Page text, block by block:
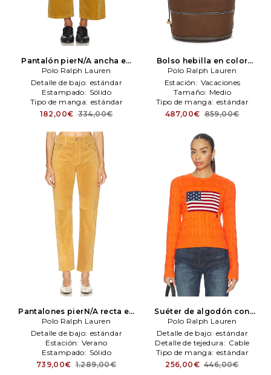
Pantalón pierN/A ancha en
color bronce Polo Ralph
Lauren
Polo Ralph Lauren
Detalle de bajo: estándar
Estampado: Sólido
Tipo de manga: estándar
182,00€ 334,00€
Bolso hebilla en color
marrón Polo Ralph Lauren
Polo Ralph Lauren
Estación: Vacaciones
Tamaño: Medio
Tipo de manga: estándar
487,00€ 859,00€
Pantalones pierN/A recta en
color marrón Polo Ralph
Lauren
Polo Ralph Lauren
Detalle de bajo: estándar
Estación: Verano
Estampado: Sólido
739,00€ 1.289,00€
Suéter de algodón con
cuello Rojoondo en color
N/Aranja Polo Ralph Lauren
Polo Ralph Lauren
Detalle de bajo: estándar
Detalle de tejedura: Cable
Tipo de manga: estándar
256,00€ 446,00€